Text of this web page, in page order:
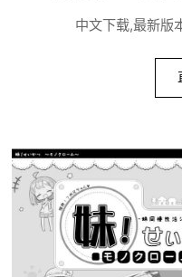
中文下载,最新版